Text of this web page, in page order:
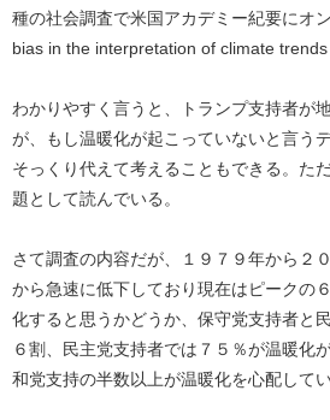
種の社会調査で米国アカデミー紀要にオ
bias in the interpretation of climate
わかりやすく言うと、トランプ支持者が
が、もし温暖化が起こっていないと言う
そっくり代えて考えることもできる。た
題として読んでいる。
さて調査の内容だが、１９７９年から２
から急速に低下しており現在はピークの
化すると思うかどうか、保守党支持者と
６割、民主党支持者では７５％が温暖化
和党支持の半数以上が温暖化を心配して